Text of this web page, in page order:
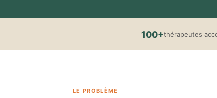
100+thérapeutes
LE PROBLÈME